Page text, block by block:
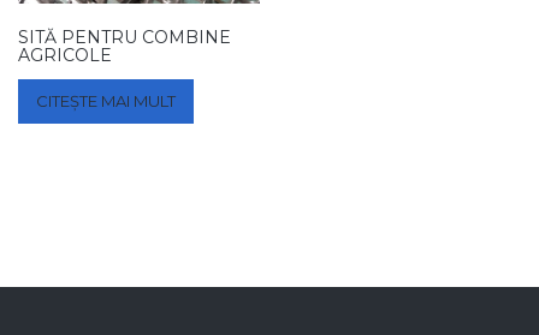
SITĂ PENTRU COMBINE
AGRICOLE
CITEȘTE MAI MULT